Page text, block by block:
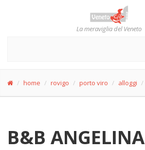
La meraviglia del Veneto
home rovigo porto viro alloggi
B&B ANGELINA